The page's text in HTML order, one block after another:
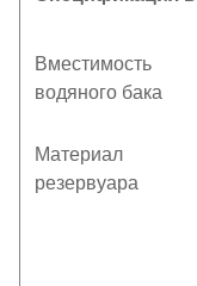
Вместимость
водяного бака
Материал
резервуара